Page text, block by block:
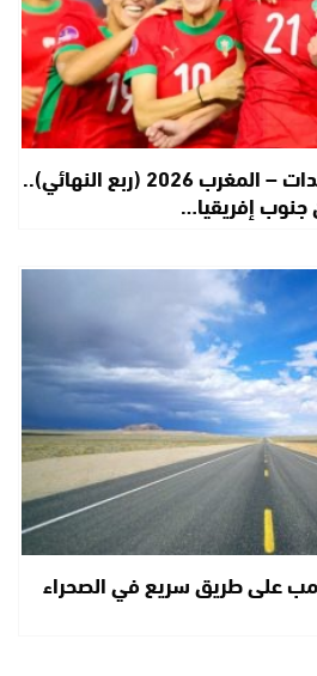
كأس أمم إفريقيا للسيدات – المغرب 2026 (ربع النهائي)..
إفريقيا…
على طريق سريع في الصحراء